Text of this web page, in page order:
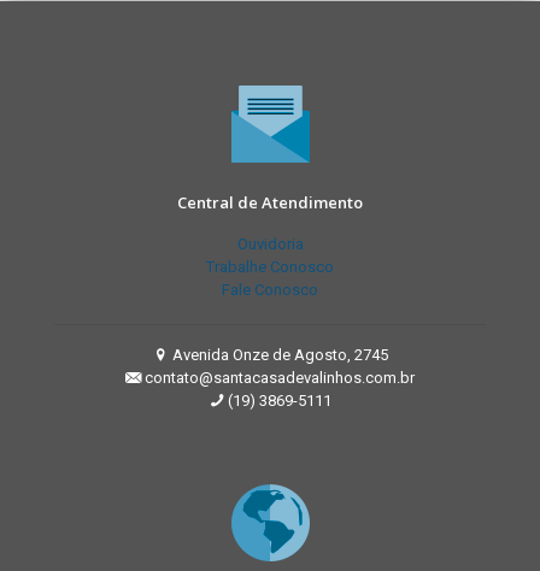
Central de Atendimento
Ouvidoria
Trabalhe Conosco
Fale Conosco
Avenida Onze de Agosto, 2745
contato@santacasadevalinhos.com.br
(19) 3869-5111